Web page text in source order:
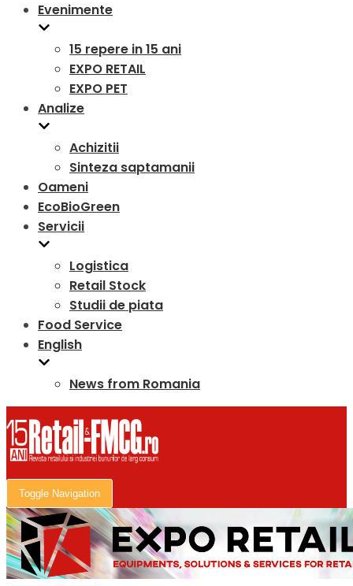
Evenimente
15 repere in 15 ani
EXPO RETAIL
EXPO PET
Analize
Achizitii
Sinteza saptamanii
Oameni
EcoBioGreen
Servicii
Logistica
Retail Stock
Studii de piata
Food Service
English
News from Romania
Toggle Navigation